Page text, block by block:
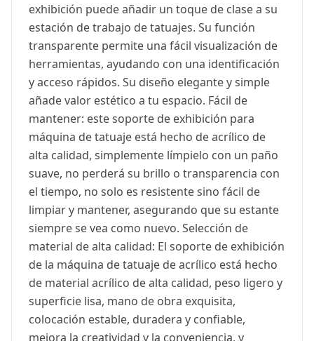
exhibición puede añadir un toque de clase a su
estación de trabajo de tatuajes. Su función
transparente permite una fácil visualización de
herramientas, ayudando con una identificación
y acceso rápidos. Su diseño elegante y simple
añade valor estético a tu espacio. Fácil de
mantener: este soporte de exhibición para
máquina de tatuaje está hecho de acrílico de
alta calidad, simplemente límpielo con un paño
suave, no perderá su brillo o transparencia con
el tiempo, no solo es resistente sino fácil de
limpiar y mantener, asegurando que su estante
siempre se vea como nuevo. Selección de
material de alta calidad: El soporte de exhibición
de la máquina de tatuaje de acrílico está hecho
de material acrílico de alta calidad, peso ligero y
superficie lisa, mano de obra exquisita,
colocación estable, duradera y confiable,
mejora la creatividad y la conveniencia, y